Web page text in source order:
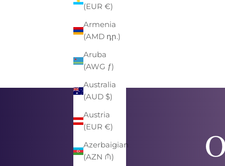
(EUR €)
Armenia
(AMD դր.)
Aruba
(AWG ƒ)
Australia
(AUD $)
Austria
(EUR €)
Azerbaigian
(AZN ₼)
MAYORAL-M
SCIARPA BAMBINO
-40%